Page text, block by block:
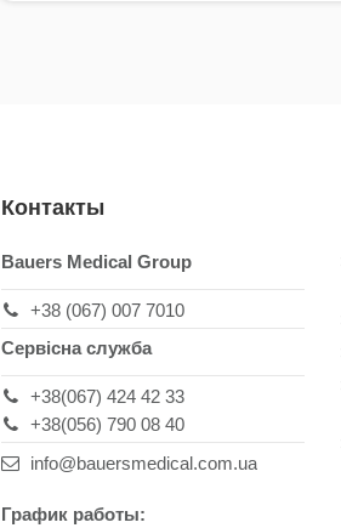
Контакты
Bauers Medical Group
+38 (067) 007 7010
Сервісна служба
+38(067) 424 42 33
+38(056) 790 08 40
info@bauersmedical.com.ua
График работы: